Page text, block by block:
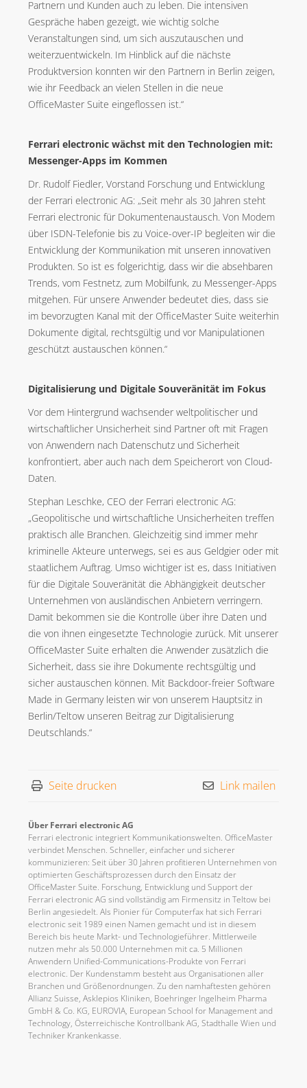
Partnern und Kunden auch zu leben. Die intensiven
Gespräche haben gezeigt, wie wichtig solche
Veranstaltungen sind, um sich auszutauschen und
weiterzuentwickeln. Im Hinblick auf die nächste
Produktversion konnten wir den Partnern in Berlin zeigen,
wie ihr Feedback an vielen Stellen in die neue
OfficeMaster Suite eingeflossen ist.“
Ferrari electronic wächst mit den Technologien mit:
Messenger-Apps im Kommen
Dr. Rudolf Fiedler, Vorstand Forschung und Entwicklung
der Ferrari electronic AG: „Seit mehr als 30 Jahren steht
Ferrari electronic für Dokumentenaustausch. Von Modem
über ISDN-Telefonie bis zu Voice-over-IP begleiten wir die
Entwicklung der Kommunikation mit unseren innovativen
Produkten. So ist es folgerichtig, dass wir die absehbaren
Trends, vom Festnetz, zum Mobilfunk, zu Messenger-Apps
mitgehen. Für unsere Anwender bedeutet dies, dass sie
im bevorzugten Kanal mit der OfficeMaster Suite weiterhin
Dokumente digital, rechtsgültig und vor Manipulationen
geschützt austauschen können.“
Digitalisierung und Digitale Souveränität im Fokus
Vor dem Hintergrund wachsender weltpolitischer und
wirtschaftlicher Unsicherheit sind Partner oft mit Fragen
von Anwendern nach Datenschutz und Sicherheit
konfrontiert, aber auch nach dem Speicherort von Cloud-
Daten.
Stephan Leschke, CEO der Ferrari electronic AG:
„Geopolitische und wirtschaftliche Unsicherheiten treffen
praktisch alle Branchen. Gleichzeitig sind immer mehr
kriminelle Akteure unterwegs, sei es aus Geldgier oder mit
staatlichem Auftrag. Umso wichtiger ist es, dass Initiativen
für die Digitale Souveränität die Abhängigkeit deutscher
Unternehmen von ausländischen Anbietern verringern.
Damit bekommen sie die Kontrolle über ihre Daten und
die von ihnen eingesetzte Technologie zurück. Mit unserer
OfficeMaster Suite erhalten die Anwender zusätzlich die
Sicherheit, dass sie ihre Dokumente rechtsgültig und
sicher austauschen können. Mit Backdoor-freier Software
Made in Germany leisten wir von unserem Hauptsitz in
Berlin/Teltow unseren Beitrag zur Digitalisierung
Deutschlands.“
Seite drucken Link mailen
Über Ferrari electronic AG
Ferrari electronic integriert Kommunikationswelten. OfficeMaster
verbindet Menschen. Schneller, einfacher und sicherer
kommunizieren: Seit über 30 Jahren profitieren Unternehmen von
optimierten Geschäftsprozessen durch den Einsatz der
OfficeMaster Suite. Forschung, Entwicklung und Support der
Ferrari electronic AG sind vollständig am Firmensitz in Teltow bei
Berlin angesiedelt. Als Pionier für Computerfax hat sich Ferrari
electronic seit 1989 einen Namen gemacht und ist in diesem
Bereich bis heute Markt- und Technologieführer. Mittlerweile
nutzen mehr als 50.000 Unternehmen mit ca. 5 Millionen
Anwendern Unified-Communications-Produkte von Ferrari
electronic. Der Kundenstamm besteht aus Organisationen aller
Branchen und Größenordnungen. Zu den namhaftesten gehören
Allianz Suisse, Asklepios Kliniken, Boehringer Ingelheim Pharma
GmbH & Co. KG, EUROVIA, European School for Management and
Technology, Österreichische Kontrollbank AG, Stadthalle Wien und
Techniker Krankenkasse.